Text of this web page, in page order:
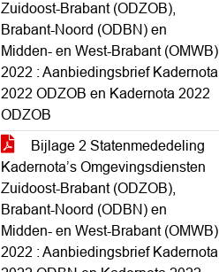
Zuidoost-Brabant (ODZOB),
Brabant-Noord (ODBN) en
Midden- en West-Brabant (OMWB)
2022 : Aanbiedingsbrief Kadernota
2022 ODZOB en Kadernota 2022
ODZOB
Bijlage 2 Statenmededeling
Kadernota’s Omgevingsdiensten
Zuidoost-Brabant (ODZOB),
Brabant-Noord (ODBN) en
Midden- en West-Brabant (OMWB)
2022 : Aanbiedingsbrief Kadernota